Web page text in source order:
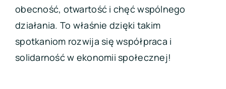
obecność, otwartość i chęć wspólnego
działania. To właśnie dzięki takim
spotkaniom rozwija się współpraca i
solidarność w ekonomii społecznej!